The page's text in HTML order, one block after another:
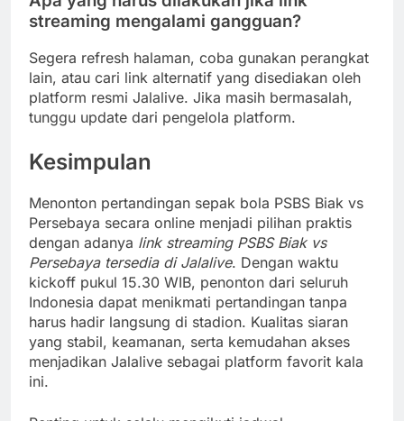
streaming mengalami gangguan?
Segera refresh halaman, coba gunakan perangkat
lain, atau cari link alternatif yang disediakan oleh
platform resmi Jalalive. Jika masih bermasalah,
tunggu update dari pengelola platform.
Kesimpulan
Menonton pertandingan sepak bola PSBS Biak vs
Persebaya secara online menjadi pilihan praktis
dengan adanya link streaming PSBS Biak vs
Persebaya tersedia di Jalalive. Dengan waktu
kickoff pukul 15.30 WIB, penonton dari seluruh
Indonesia dapat menikmati pertandingan tanpa
harus hadir langsung di stadion. Kualitas siaran
yang stabil, keamanan, serta kemudahan akses
menjadikan Jalalive sebagai platform favorit kala
ini.